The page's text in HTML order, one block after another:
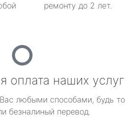
ремонту до 2 лет.
оплата наших услуг
любыми способами, будь то
безналиный перевод.